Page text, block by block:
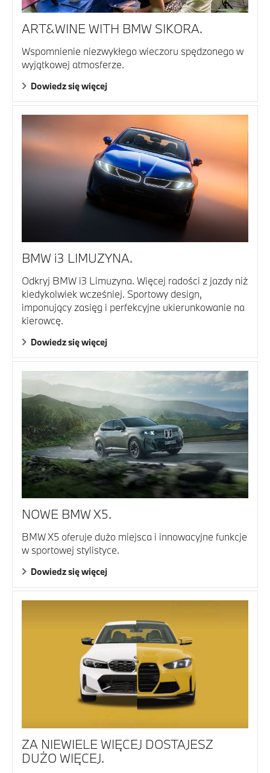
ART&WINE WITH BMW SIKORA.
Wspomnienie niezwykłego wieczoru spędzonego w
wyjątkowej atmosferze.
Dowiedz się więcej
BMW i3 LIMUZYNA.
Odkryj BMW i3 Limuzyna. Więcej radości z jazdy niż
kiedykolwiek wcześniej. Sportowy design,
imponujący zasięg i perfekcyjne ukierunkowanie na
kierowcę.
Dowiedz się więcej
NOWE BMW X5.
BMW X5 oferuje dużo miejsca i innowacyjne funkcje
w sportowej stylistyce.
Dowiedz się więcej
ZA NIEWIELE WIĘCEJ DOSTAJESZ
DUŻO WIĘCEJ.